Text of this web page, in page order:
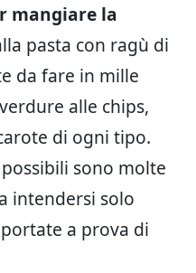
mangiare la
pasta con ragù di
da fare in mille
alle chips,
di ogni tipo.
sono molte
intendersi solo
a prova di